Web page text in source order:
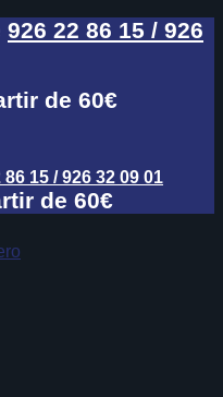
926 22 86 15 / 926
de 60€
86 15 / 926 32 09 01
de 60€